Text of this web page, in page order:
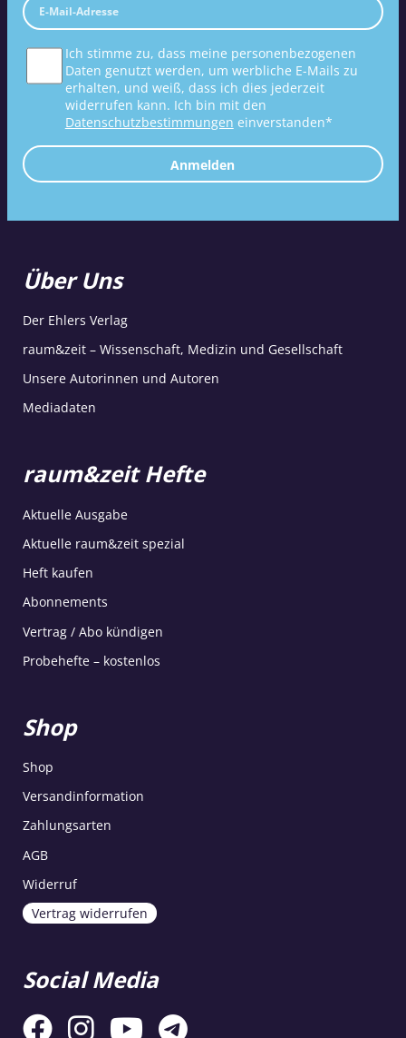
Ich stimme zu, dass meine personenbezogenen
Daten genutzt werden, um werbliche E-Mails zu
erhalten, und weiß, dass ich dies jederzeit
widerrufen kann. Ich bin mit den
Datenschutzbestimmungen einverstanden*
Anmelden
Über Uns
Der Ehlers Verlag
raum&zeit – Wissenschaft, Medizin und Gesellschaft
Unsere Autorinnen und Autoren
Mediadaten
raum&zeit Hefte
Aktuelle Ausgabe
Aktuelle raum&zeit spezial
Heft kaufen
Abonnements
Vertrag / Abo kündigen
Probehefte – kostenlos
Shop
Shop
Versandinformation
Zahlungsarten
AGB
Widerruf
Vertrag widerrufen
Social Media